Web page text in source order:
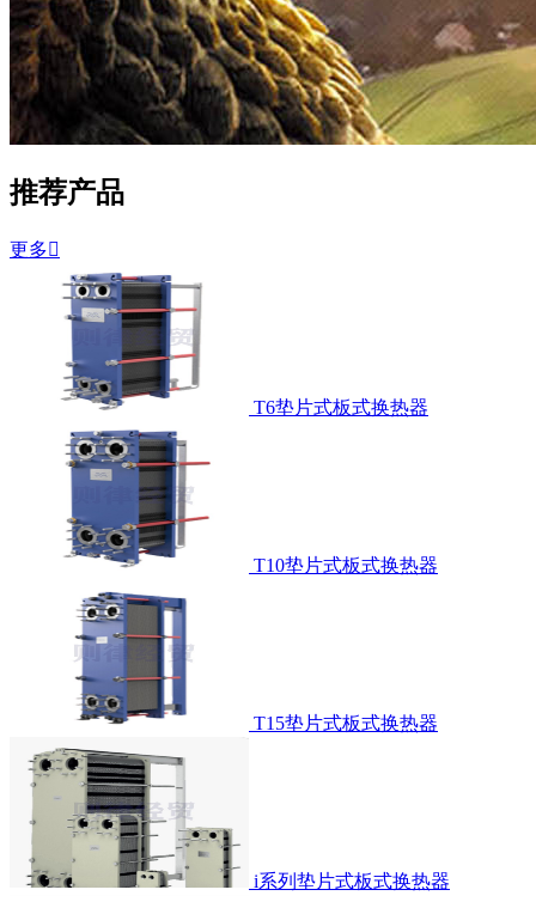
推荐产品
更多
T6垫片式板式换热器
T10垫片式板式换热器
T15垫片式板式换热器
i系列垫片式板式换热器